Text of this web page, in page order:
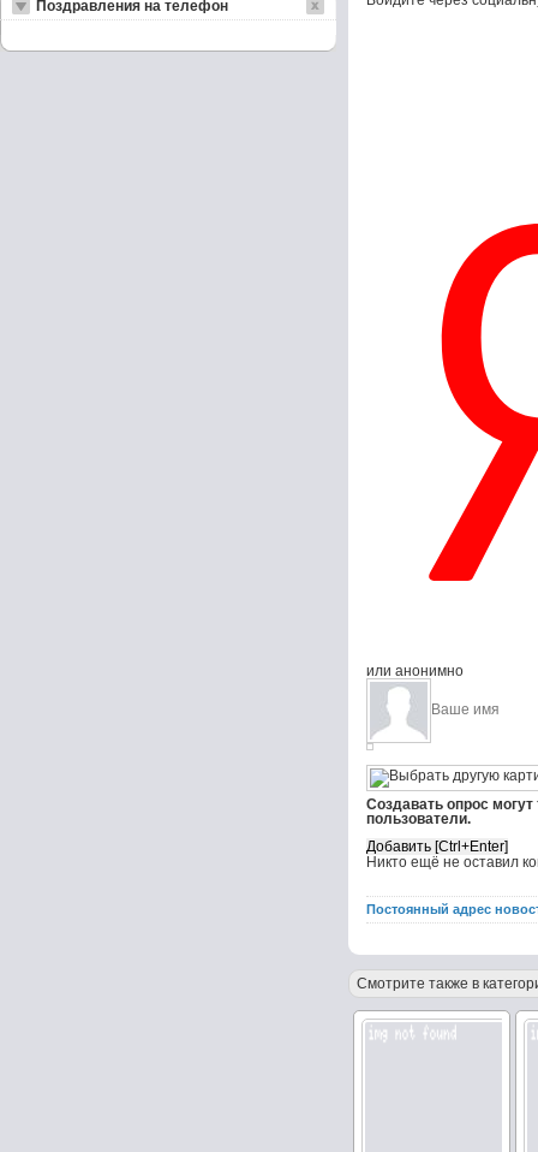
или анонимно
Создавать опрос
пользователи.
Никто ещё не оставил
Постоянный адрес
Смотрите также в
Поздравления на телефон